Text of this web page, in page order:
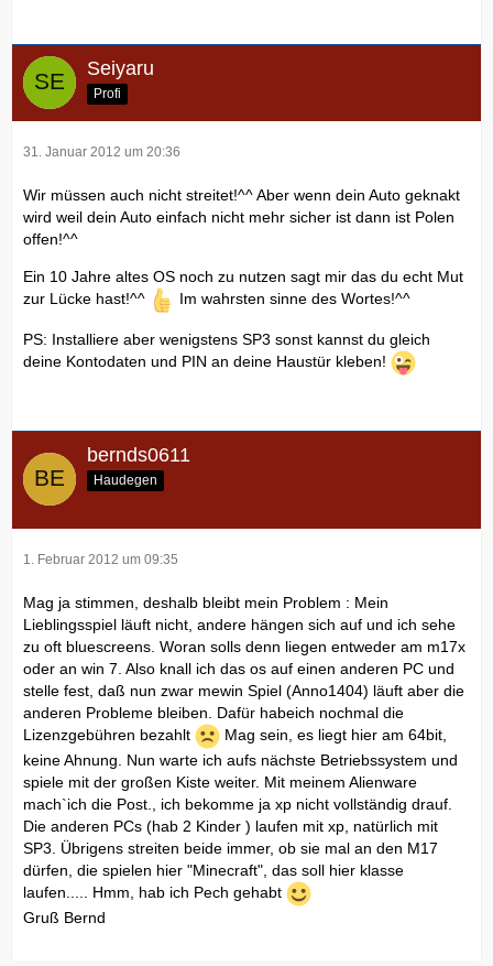
Seiyaru
Profi
31. Januar 2012 um 20:36
Wir müssen auch nicht streitet!^^ Aber wenn dein Auto geknakt
wird weil dein Auto einfach nicht mehr sicher ist dann ist Polen
offen!^^
Ein 10 Jahre altes OS noch zu nutzen sagt mir das du echt Mut
zur Lücke hast!^^
Im wahrsten sinne des Wortes!^^
PS: Installiere aber wenigstens SP3 sonst kannst du gleich
deine Kontodaten und PIN an deine Haustür kleben!
bernds0611
Haudegen
1. Februar 2012 um 09:35
Mag ja stimmen, deshalb bleibt mein Problem : Mein
Lieblingsspiel läuft nicht, andere hängen sich auf und ich sehe
zu oft bluescreens. Woran solls denn liegen entweder am m17x
oder an win 7. Also knall ich das os auf einen anderen PC und
stelle fest, daß nun zwar mewin Spiel (Anno1404) läuft aber die
anderen Probleme bleiben. Dafür habeich nochmal die
Lizenzgebühren bezahlt
Mag sein, es liegt hier am 64bit,
keine Ahnung. Nun warte ich aufs nächste Betriebssystem und
spiele mit der großen Kiste weiter. Mit meinem Alienware
mach`ich die Post., ich bekomme ja xp nicht vollständig drauf.
Die anderen PCs (hab 2 Kinder ) laufen mit xp, natürlich mit
SP3. Übrigens streiten beide immer, ob sie mal an den M17
dürfen, die spielen hier "Minecraft", das soll hier klasse
laufen..... Hmm, hab ich Pech gehabt
Gruß Bernd